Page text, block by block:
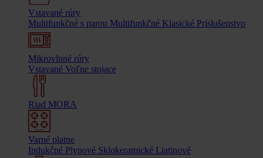
Vstavané rúry
Multifunkčné s parou Multifunkčné Klasické Príslušenstvo
Mikrovlnné rúry
Vstavané Voľne stojace
Riad MORA
Varné platne
Indukčné Plynové Sklokeramické Liatinové